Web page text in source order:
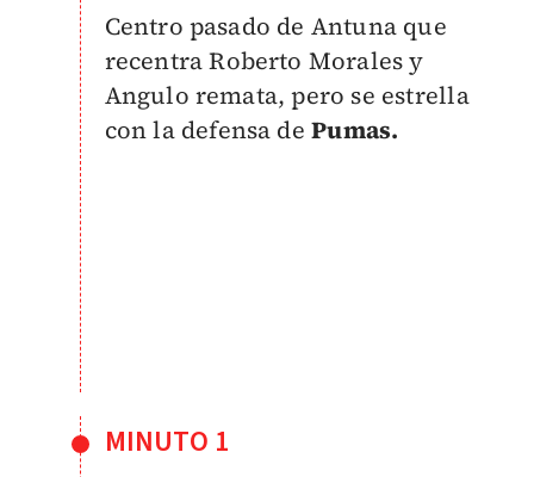
Centro pasado de Antuna que
recentra Roberto Morales y
Angulo remata, pero se estrella
con la defensa dePumas.
MINUTO 1